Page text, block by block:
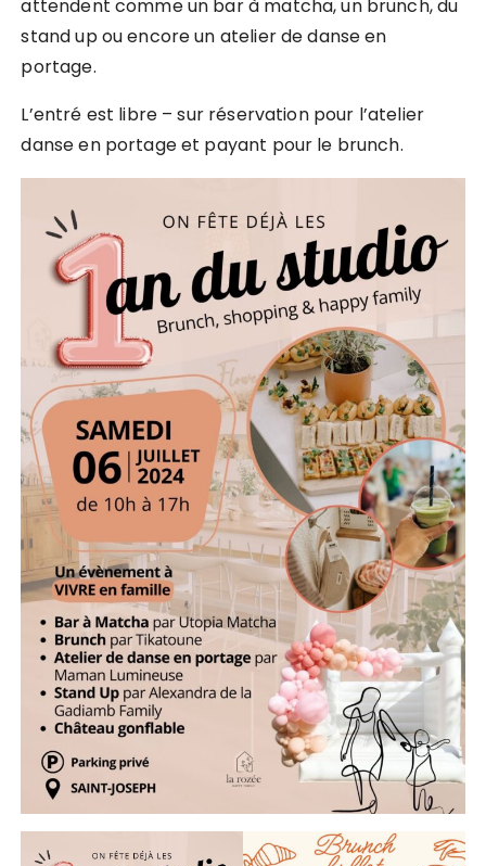
attendent comme un bar à matcha, un brunch, du
stand up ou encore un atelier de danse en
portage.
L’entré est libre – sur réservation pour l’atelier
danse en portage et payant pour le brunch.